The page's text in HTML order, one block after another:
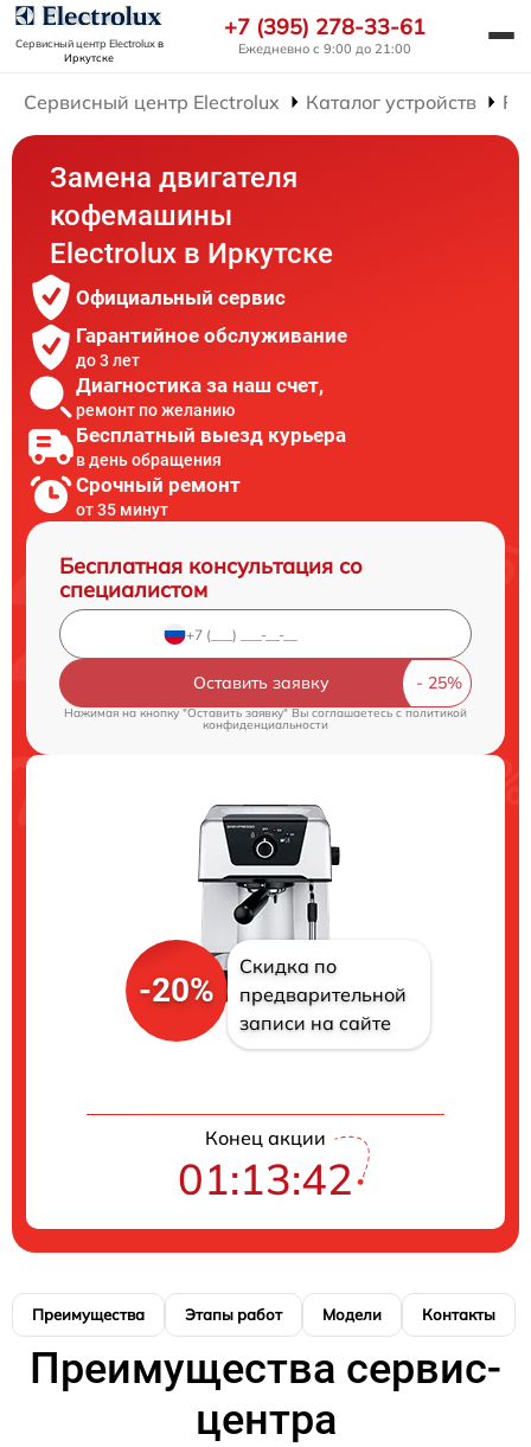
Сервисный центр Electroluxв
Иркутске
+7 (395) 278-33-61
Ежедневно с 9:00 до 21:00
Сервисный центр Electrolux Каталог устройств
Замена двигателя
кофемашины
Electrolux в Иркутске
Официальный сервис
Гарантийное обслуживание
до 3 лет
Диагностика за наш счет,
ремонт по желанию
Бесплатный выезд курьера
в день обращения
Срочный ремонт
от 35 минут
Бесплатная консультация со
специалистом
Оставить заявку
Нажимая на кнопку "Оставить заявку" Вы соглашаетесь c политикой
конфиденциальности
-20%
Скидка по
предварительной
записи на сайте
Конец акции
01:13:42
Преимущества Этапы работ Модели Контакты
Преимущества сервис-
центра